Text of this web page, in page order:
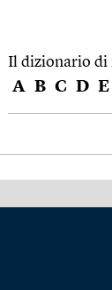
Il dizionario di
A B C D E